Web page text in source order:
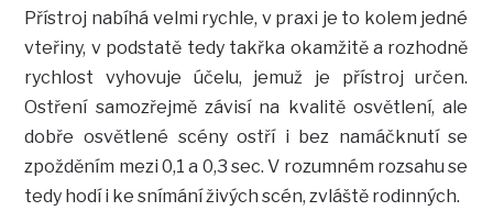
Přístroj nabíhá velmi rychle, v praxi je to kolem jedné
vteřiny, v podstatě tedy takřka okamžitě a rozhodně
rychlost vyhovuje účelu, jemuž je přístroj určen.
Ostření samozřejmě závisí na kvalitě osvětlení, ale
dobře osvětlené scény ostří i bez namáčknutí se
zpožděním mezi 0,1 a 0,3 sec. V rozumném rozsahu se
tedy hodí i ke snímání živých scén, zvláště rodinných.